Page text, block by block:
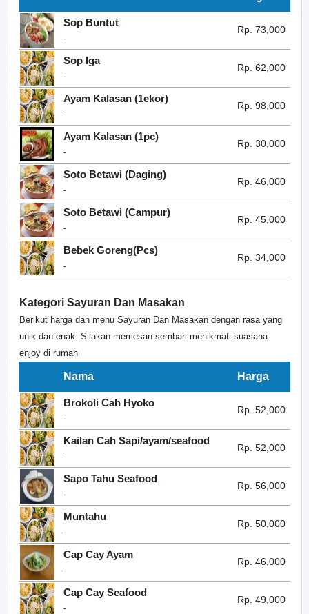
Sop Buntut
-
Rp. 73,000
Sop Iga
-
Rp. 62,000
Ayam Kalasan (1ekor)
-
Rp. 98,000
Ayam Kalasan (1pc)
-
Rp. 30,000
Soto Betawi (Daging)
-
Rp. 46,000
Soto Betawi (Campur)
-
Rp. 45,000
Bebek Goreng(Pcs)
-
Rp. 34,000
Kategori Sayuran Dan Masakan
Berikut harga dan menu Sayuran Dan Masakan dengan rasa yang
unik dan enak. Silakan memesan sembari menikmati suasana
enjoy di rumah
Nama Harga
Brokoli Cah Hyoko
-
Rp. 52,000
Kailan Cah Sapi/ayam/seafood
-
Rp. 52,000
Sapo Tahu Seafood
-
Rp. 56,000
Muntahu
-
Rp. 50,000
Cap Cay Ayam
-
Rp. 46,000
Cap Cay Seafood
-
Rp. 49,000